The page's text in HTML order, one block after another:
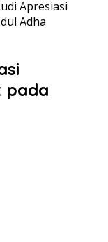
Apresiasi
Adha
pada